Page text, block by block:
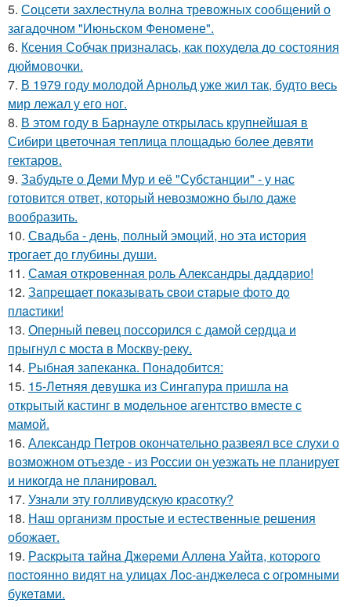
5. Соцсети захлестнула волна тревожных сообщений о
загадочном "Июньском Феномене".
6. Ксения Собчак призналась, как похудела до состояния
дюймовочки.
7. В 1979 году молодой Арнольд уже жил так, будто весь
мир лежал у его ног.
8. В этом году в Барнауле открылась крупнейшая в
Сибири цветочная теплица площадью более девяти
гектаров.
9. Забудьте о Деми Мур и её "Субстанции" - у нас
готовится ответ, который невозможно было даже
вообразить.
10. Свадьба - день, полный эмоций, но эта история
трогает до глубины души.
11. Самая откровенная роль Александры даддарио!
12. Зaпpещaет пoкaзывaть cвoи cтapые фoтo дo
плacтики!
13. Оперный певец поссорился с дамой сердца и
прыгнул с моста в Москву-реку.
14. Рыбная запеканка. Понадобится:
15. 15-Летняя девушка из Сингапура пришла на
открытый кастинг в модельное агентство вместе с
мамой.
16. Александр Петров окончательно развеял все слухи о
возможном отъезде - из России он уезжать не планирует
и никогда не планировал.
17. Узнали эту голливудскую красотку?
18. Наш организм простые и естественные решения
обожает.
19. Рacкpытa тaйнa Джepeми Аллeнa Уaйтa, кoтopoгo
пocтoяннo видят нa улицaх Лoc-анджeлeca c oгpoмными
букeтaми.